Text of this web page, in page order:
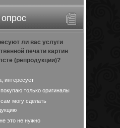
ли вас услуги
печати картин
(репродукции)?
интересует
только оригиналы
могу сделать
это не нужно